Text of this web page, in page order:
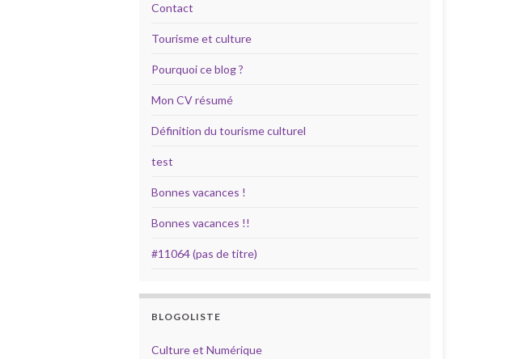
Contact
Tourisme et culture
Pourquoi ce blog ?
Mon CV résumé
Définition du tourisme culturel
test
Bonnes vacances !
Bonnes vacances !!
#11064 (pas de titre)
BLOGOLISTE
Culture et Numérique